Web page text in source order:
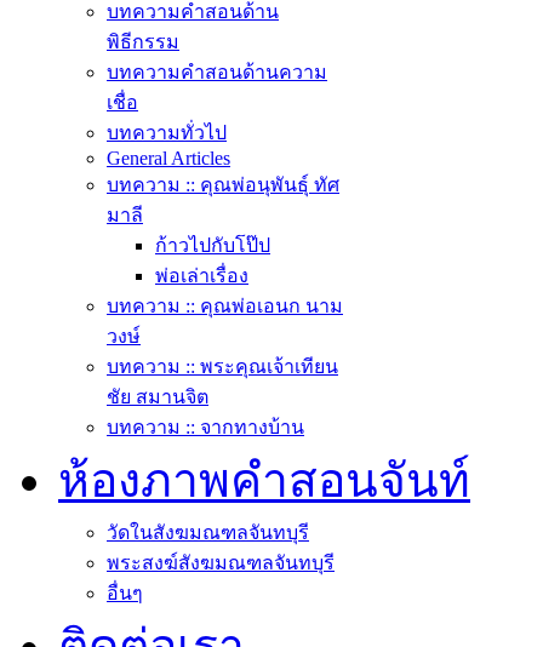
บทความคำสอนด้าน
พิธีกรรม
บทความคำสอนด้านความ
เชื่อ
บทความทั่วไป
General Articles
บทความ :: คุณพ่อนุพันธุ์ ทัศ
มาลี
ก้าวไปกับโป๊ป
พ่อเล่าเรื่อง
บทความ :: คุณพ่อเอนก นาม
วงษ์
บทความ :: พระคุณเจ้าเทียน
ชัย สมานจิต
บทความ :: จากทางบ้าน
ห้องภาพคำสอนจันท์
วัดในสังฆมณฑลจันทบุรี
พระสงฆ์สังฆมณฑลจันทบุรี
อื่นๆ